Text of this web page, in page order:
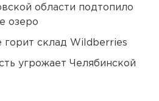
области подтопило
озеро
горит склад Wildberries
угрожает Челябинской